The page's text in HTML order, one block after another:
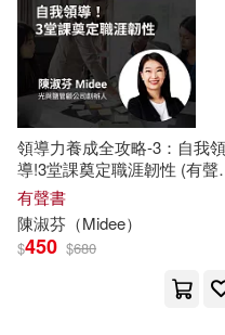
現在可購買商品(13)
作者/演唱/譯/編/繪(13)
價格
範圍
-
領導力養成全攻略-3：自我領
導!3堂課奠定職涯韌性 (有聲
書)
有聲書
陳淑芬 （Midee）
$450 $680